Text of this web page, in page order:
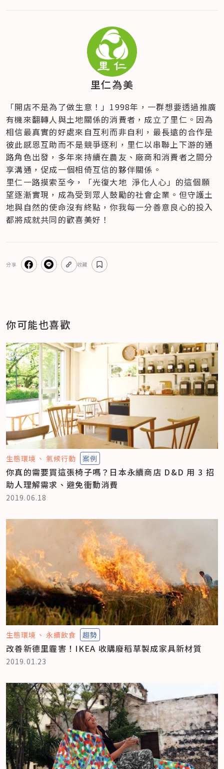
里仁為美
「開店不是為了做生意！」1998年，一群想要透過推廣
有機來翻轉人與土地關係的消費者，成立了里仁。因為
相信最真實的好處來自互利而非自利，最長遠的合作是
彼此感恩互助而不是競爭逐利，里仁以串聯上下游的通
路角色出發，多年來持續在農友、廠商和消費者之間分
享溝通，促成一個相倚互信的夥伴關係。
里仁一路摸索至今，「光復大地  淨化人心」的這個願
望逐漸實現，成為受到眾人鼓勵的社會企業。但守護土
地與自然的使命沒有終點，你我每一分善意良心的投入
都將成就共同的歡喜美好！
分享 收藏
你可能也喜歡
生態環境 氣候行動 案例
你真的需要買這張椅子嗎？日本永續商店 D&D 用 3 招
助人理解需求、避免衝動消費
2019.06.18
生態環境 永續飲食 趨勢
改善新德里霾害！IKEA 收購廢稻草製成家具新材質
2019.01.23